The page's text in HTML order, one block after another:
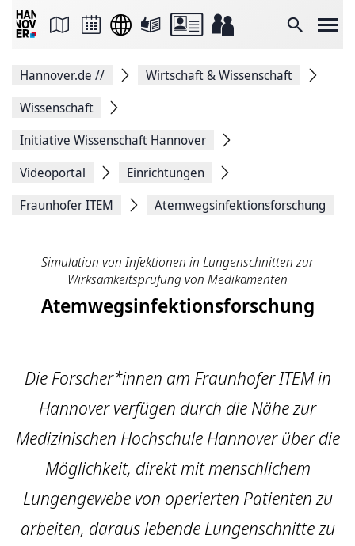
Suche
Seite
Facebook
teilen
Seitenlink
Seite
Hannover.de //
Wirtschaft & Wissenschaft
Wissenschaft
Initiative Wissenschaft Hannover
Videoportal
Einrichtungen
Fraunhofer ITEM
Atemwegsinfektionsforschung
Simulation von Infektionen in Lungenschnitten zur
Wirksamkeitsprüfung von Medikamenten
Atemwegsinfektionsforschung
Die Forscher*innen am Fraunhofer ITEM in
Hannover verfügen durch die Nähe zur
Medizinischen Hochschule Hannover über die
Möglichkeit, direkt mit menschlichem
Lungengewebe von operierten Patienten zu
arbeiten, daraus lebende Lungenschnitte zu